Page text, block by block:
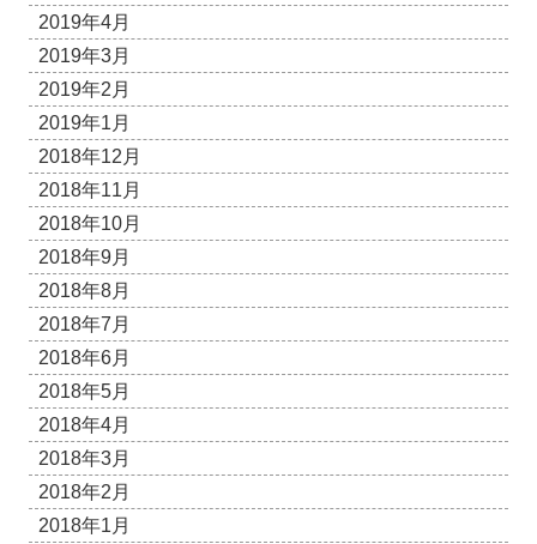
2019年4月
2019年3月
2019年2月
2019年1月
2018年12月
2018年11月
2018年10月
2018年9月
2018年8月
2018年7月
2018年6月
2018年5月
2018年4月
2018年3月
2018年2月
2018年1月